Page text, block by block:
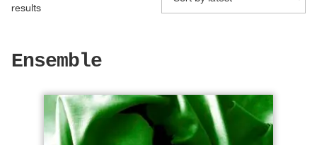
resultsSorted
Ensemble